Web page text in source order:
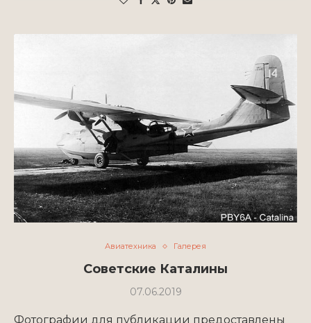
Авиатехника Галерея
Советские Каталины
07.06.2019
Фотографии для публикации предоставлены